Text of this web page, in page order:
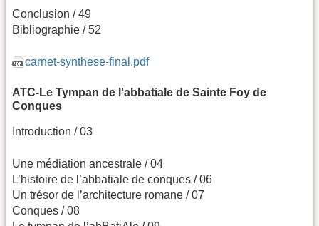
Conclusion / 49
Bibliographie / 52
carnet-synthese-final.pdf
ATC-Le Tympan de l'abbatiale de Sainte Foy de
Conques
Introduction / 03
Une médiation ancestrale / 04
L’histoire de l’abbatiale de conques / 06
Un trésor de l’architecture romane / 07
Conques / 08